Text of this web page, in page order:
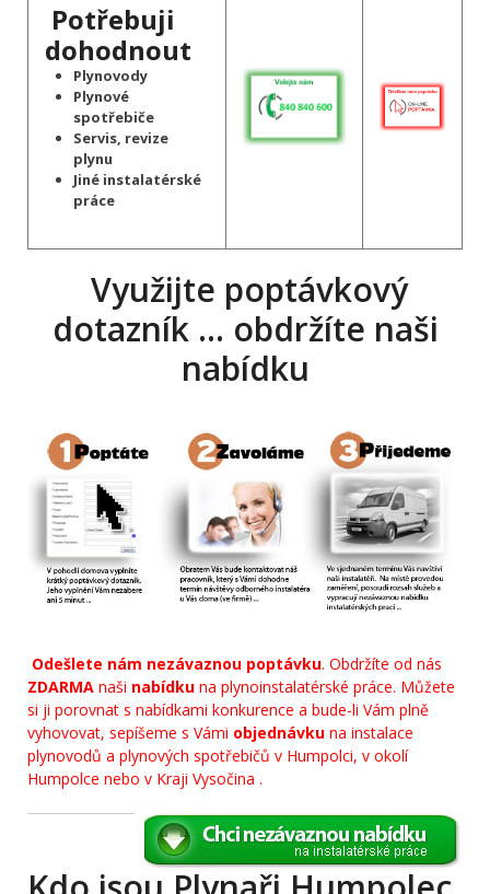
Potřebuji
dohodnout
Plynovody
Plynové
spotřebiče
Servis, revize
plynu
Jiné instalatérské
práce
Využijte poptávkový
dotazník … obdržíte naši
nabídku
Odešlete nám nezávaznou poptávku. Obdržíte od nás
ZDARMA naši nabídku na plynoinstalatérské práce. Můžete
si ji porovnat s nabídkami konkurence a bude-li Vám plně
vyhovovat, sepíšeme s Vámi objednávku na instalace
plynovodů a plynových spotřebičů v Humpolci, v okolí
Humpolce nebo v Kraji Vysočina .